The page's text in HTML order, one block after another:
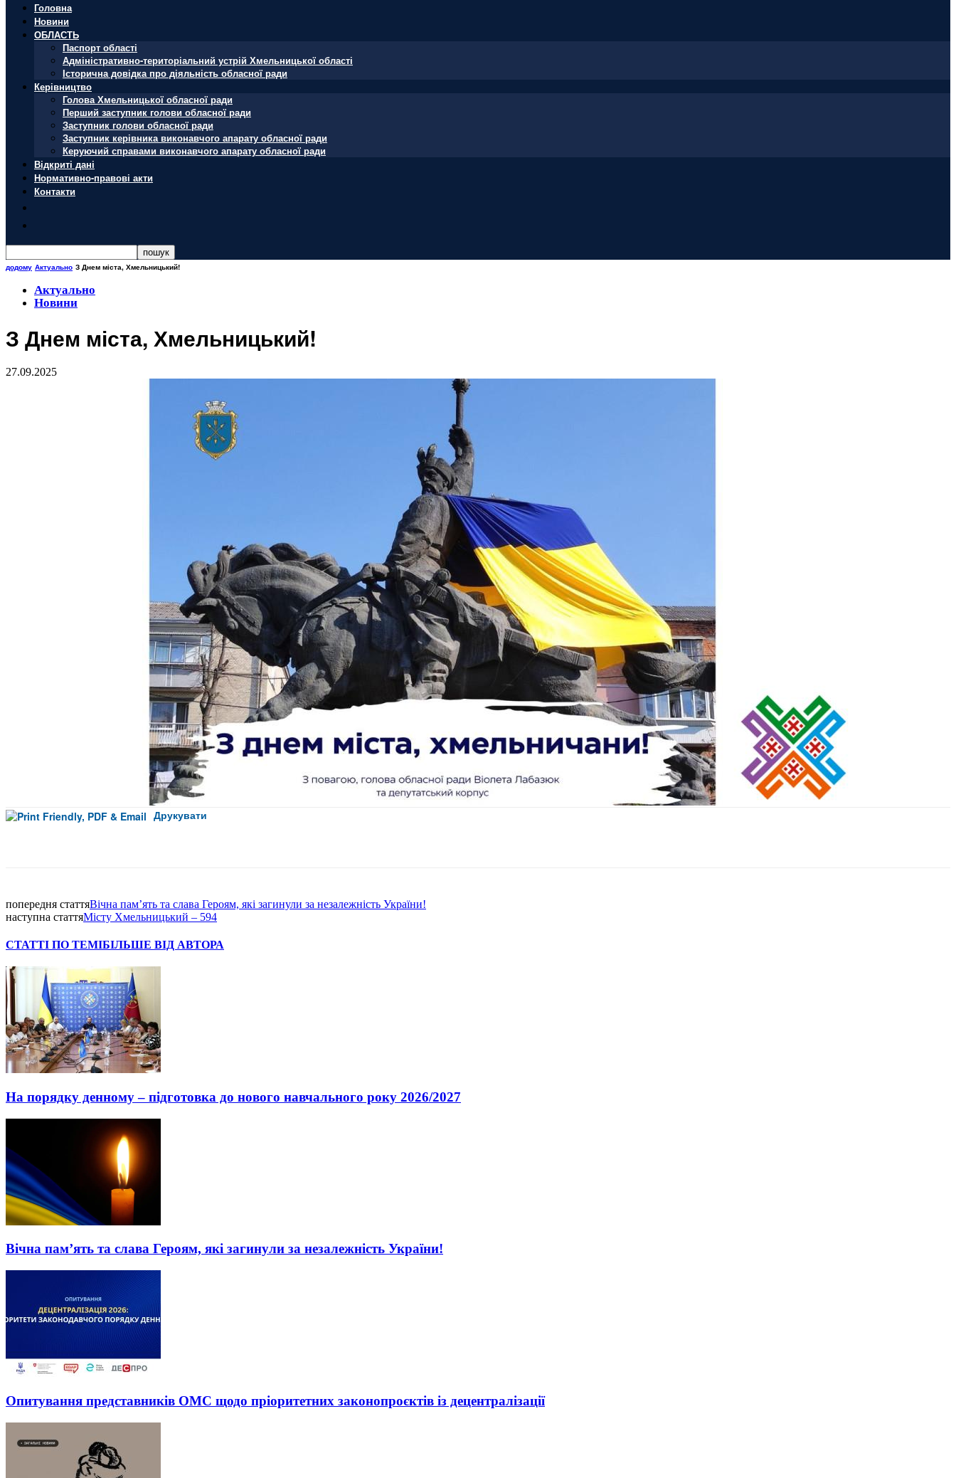
Головна
Новини
ОБЛАСТЬ
Паспорт області
Адміністративно-територіальний устрій Хмельницької області
Історична довідка про діяльність обласної ради
Керівництво
Голова Хмельницької обласної ради
Перший заступник голови обласної ради
Заступник голови обласної ради
Заступник керівника виконавчого апарату обласної ради
Керуючий справами виконавчого апарату обласної ради
Відкриті дані
Нормативно-правові акти
Контакти
додому Актуально З Днем міста, Хмельницький!
Актуально
Новини
З Днем міста, Хмельницький!
27.09.2025
Друкувати
попередня статтяВічна пам’ять та слава Героям, які загинули за незалежність України!
наступна статтяМісту Хмельницький – 594
СТАТТІ ПО ТЕМІБІЛЬШЕ ВІД АВТОРА
На порядку денному – підготовка до нового навчального року 2026/2027
Вічна пам’ять та слава Героям, які загинули за незалежність України!
Опитування представників ОМС щодо пріоритетних законопроєктів із децентралізації